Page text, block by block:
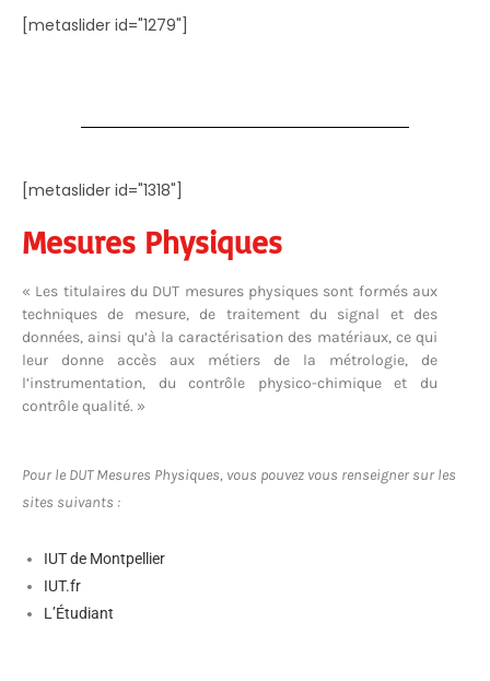
[metaslider id="1279"]
[metaslider id="1318"]
Mesures Physiques
« Les titulaires du DUT mesures physiques sont formés aux
techniques de mesure, de traitement du signal et des
données, ainsi qu’à la caractérisation des matériaux, ce qui
leur donne accès aux métiers de la métrologie, de
l’instrumentation, du contrôle physico-chimique et du
contrôle qualité. »
Pour le DUT Mesures Physiques, vous pouvez vous renseigner sur les
sites suivants :
IUT de Montpellier
IUT.fr
L’Étudiant